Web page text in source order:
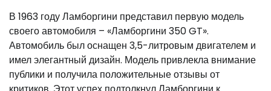
В 1963 году Ламборгини представил первую модель
своего автомобиля – «Ламборгини 350 GT».
Автомобиль был оснащен 3,5-литровым двигателем и
имел элегантный дизайн. Модель привлекла внимание
публики и получила положительные отзывы от